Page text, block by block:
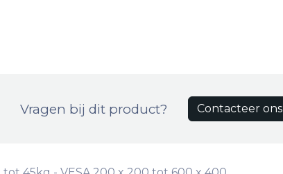
Vragen bij dit product? Contacteer ons